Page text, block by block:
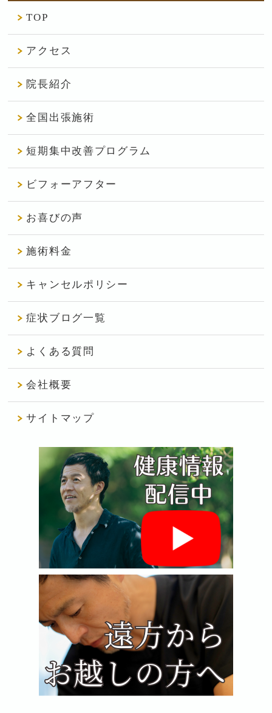
TOP
アクセス
院長紹介
全国出張施術
短期集中改善プログラム
ビフォーアフター
お喜びの声
施術料金
キャンセルポリシー
症状ブログ一覧
よくある質問
会社概要
サイトマップ